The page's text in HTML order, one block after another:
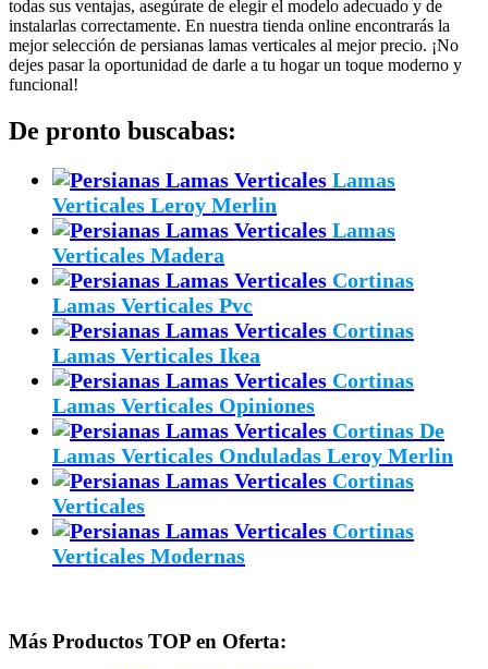
todas sus ventajas, asegúrate de elegir el modelo adecuado y de
instalarlas correctamente. En nuestra tienda online encontrarás la
mejor selección de persianas lamas verticales al mejor precio. ¡No
dejes pasar la oportunidad de darle a tu hogar un toque moderno y
funcional!
De pronto buscabas:
Lamas
Verticales Leroy Merlin
Lamas
Verticales Madera
Cortinas
Lamas Verticales Pvc
Cortinas
Lamas Verticales Ikea
Cortinas
Lamas Verticales Opiniones
Cortinas De
Lamas Verticales Onduladas Leroy Merlin
Cortinas
Verticales
Cortinas
Verticales Modernas
Más Productos TOP en Oferta: